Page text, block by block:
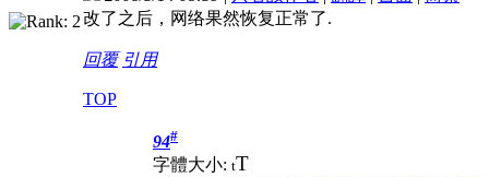
改了之后，网络果然恢复正常了.
回覆 引用
TOP
94#
字體大小: tT